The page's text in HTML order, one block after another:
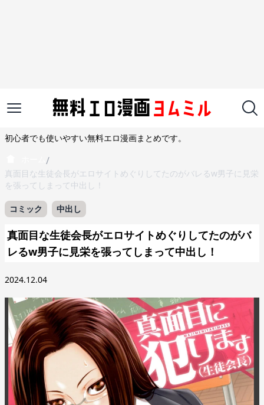
初心者でも使いやすい無料エロ漫画まとめです。
/
真面目な生徒会長がエロサイトめぐりしてたのがバレるw男子に見栄
を張ってしまって中出し！
コミック 中出し
真面目な生徒会長がエロサイトめぐりしてたのがバ
レるw男子に見栄を張ってしまって中出し！
2024.12.04